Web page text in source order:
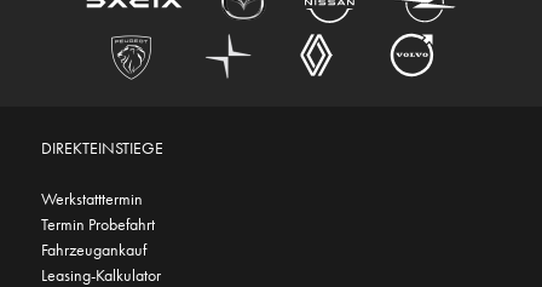
DIREKTEINSTIEGE
Werkstatttermin
Termin Probefahrt
Fahrzeugankauf
Leasing-Kalkulator